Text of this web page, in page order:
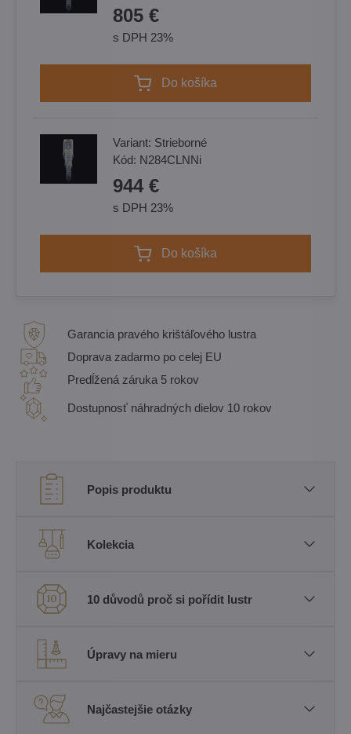
805 €
s DPH 23%
Do košíka
Variant: Strieborné
Kód: N284CLNNi
944 €
s DPH 23%
Do košíka
Garancia pravého krištáľového lustra
Doprava zadarmo po celej EU
Predĺžená záruka 5 rokov
Dostupnosť náhradných dielov 10 rokov
Popis produktu
Kolekcia
10 důvodů proč si pořídit lustr
Úpravy na mieru
Najčastejšie otázky